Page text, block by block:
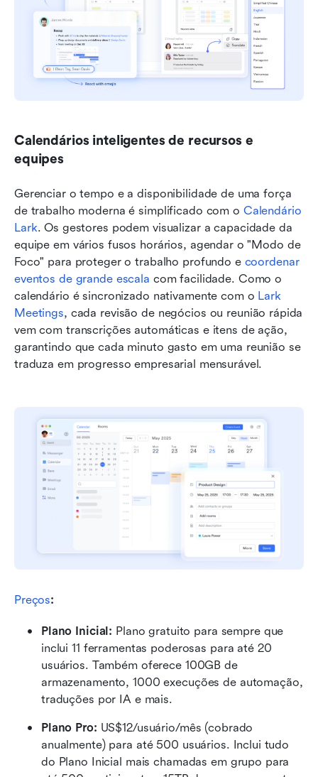
Calendários inteligentes de recursos e
equipes
Gerenciar o tempo e a disponibilidade de uma força
de trabalho moderna é simplificado com o Calendário
Lark. Os gestores podem visualizar a capacidade da
equipe em vários fusos horários, agendar o "Modo de
Foco" para proteger o trabalho profundo e coordenar
eventos de grande escala com facilidade. Como o
calendário é sincronizado nativamente com o Lark
Meetings, cada revisão de negócios ou reunião rápida
vem com transcrições automáticas e itens de ação,
garantindo que cada minuto gasto em uma reunião se
traduza em progresso empresarial mensurável.
Preços:
Plano Inicial: Plano gratuito para sempre que
inclui 11 ferramentas poderosas para até 20
usuários. Também oferece 100GB de
armazenamento, 1000 execuções de automação,
traduções por IA e mais.
Plano Pro: US$12/usuário/mês (cobrado
anualmente) para até 500 usuários. Inclui tudo
do Plano Inicial mais chamadas em grupo para